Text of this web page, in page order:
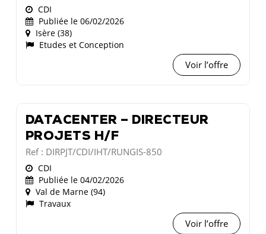
CDI
Publiée le 06/02/2026
Isère (38)
Etudes et Conception
Voir l’offre
DATACENTER – DIRECTEUR
PROJETS H/F
Ref : DIRPJT/CDI/IHT/RUNGIS-850
CDI
Publiée le 04/02/2026
Val de Marne (94)
Travaux
Voir l’offre